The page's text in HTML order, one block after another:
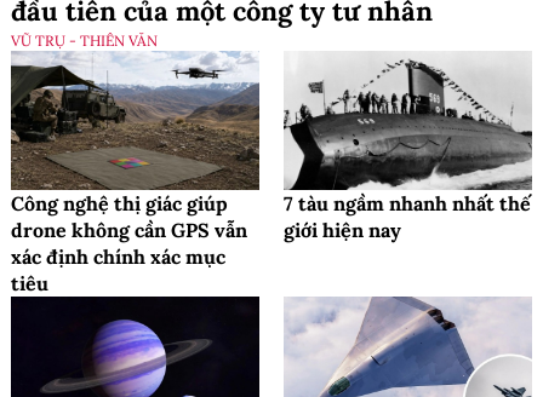
đầu tiên của một công ty tư nhân
VŨ TRỤ - THIÊN VĂN
Công nghệ thị giác giúp
drone không cần GPS vẫn
xác định chính xác mục
tiêu
7 tàu ngầm nhanh nhất thế
giới hiện nay